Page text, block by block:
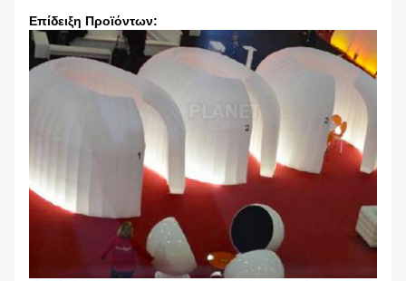
Επίδειξη Προϊόντων: